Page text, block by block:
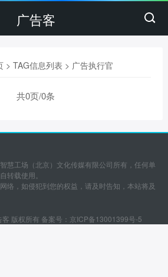
广告客
> TAG信息列表 > 广告执行官
共0页/0条
慧工场（北京）文化传媒有限公司所有，任何单
转载使用。
络，如侵犯到您的权益，请及时告知，本站将及
版权所有 备案号： 京ICP备13001399号-5